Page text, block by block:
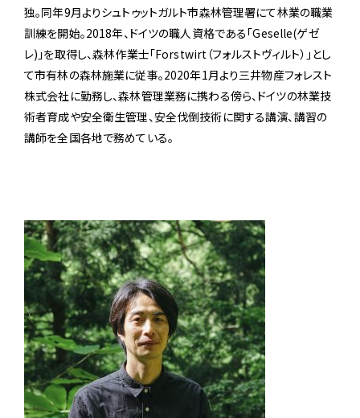
独。同年9月よりシュトゥットガルト市森林管理署にて林業の職業
訓練を開始。2018年、ドイツの職人資格である「Geselle(ゲゼ
レ)」を取得し、森林作業士「Forstwirt（フォルストヴィルト）」とし
て市有林の森林施業に従事。2020年1月より三井物産フォレスト
株式会社に勤務し、森林管理業務に携わる傍ら、ドイツの林業技
術者育成や安全衛生管理、安全伐倒技術に関する講演、講習の
講師を全国各地で務めている。